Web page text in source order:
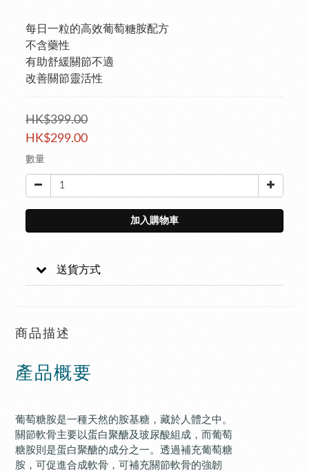
每日一粒的高效葡萄糖胺配方
不含藥性
有助舒緩關節不適
改善關節靈活性
HK$399.00
HK$299.00
數量
加入購物車
送貨方式
商品描述
產品概要
葡萄糖胺是一種天然的胺基糖，藏於人體之中。
關節軟骨主要以蛋白聚醣及玻尿酸組成，而葡萄
糖胺則是蛋白聚醣的成分之一。透過補充葡萄糖
胺，可促進合成軟骨，可補充關節軟骨的強韌